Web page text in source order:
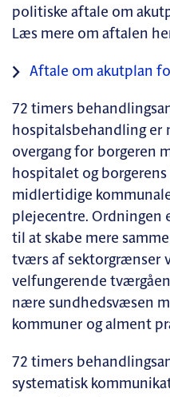
politiske aftale om
Læs mere om aftalen
Aftale om akutplan
72 timers
hospitalsbehandling er
overgang for borgeren
hospitalet og
midlertidige
plejecentre. Ordningen
til at skabe mere
tværs af sektorgrænser
velfungerende
nære sundhedsvæsen
kommuner og alment
72 timers
systematisk